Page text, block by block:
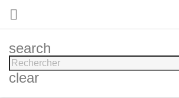

search
clear